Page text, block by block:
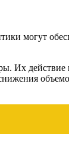
могут
Их действие
снижения